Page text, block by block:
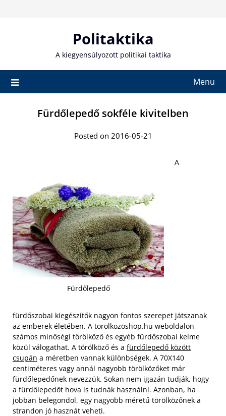
Politaktika
A kiegyensúlyozott politikai taktika
Menu
Fürdőlepedő sokféle kivitelben
Posted on 2016-05-21
Fürdőlepedő
A
fürdőszobai kiegészítők nagyon fontos szerepet játszanak
az emberek életében. A torolkozoshop.hu weboldalon
számos minőségi törölköző és egyéb fürdőszobai kelme
közül válogathat. A törölköző és a fürdőlepedő között
csupán a méretben vannak különbségek. A 70X140
centiméteres vagy annál nagyobb törölközőket már
fürdőlepedőnek nevezzük. Sokan nem igazán tudják, hogy
a fürdőlepedőt hova is tudnák használni. Azonban, ha
jobban belegondol, egy nagyobb méretű törölközőnek a
strandon jó hasznát veheti.